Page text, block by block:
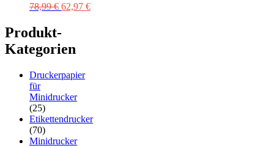
78,99€ Ursprünglicher
62,97 €Aktueller
Produkt-
Kategorien
Druckerpapier
für
Minidrucker
(25)
Etikettendrucker
(70)
Minidrucker